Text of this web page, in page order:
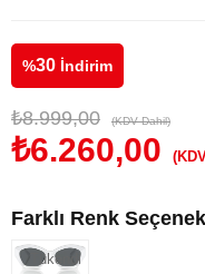
%30 İndirim
₺8.999,00 (KDV Dahil)
₺6.260,00
Farklı Renk
Tükendi